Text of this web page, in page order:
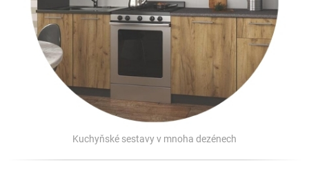
Kuchyňské sestavy v mnoha dezénech